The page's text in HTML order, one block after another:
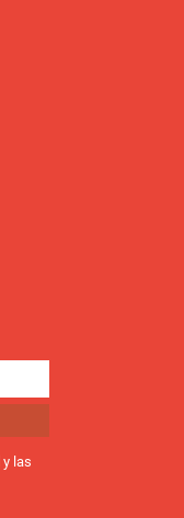
y las